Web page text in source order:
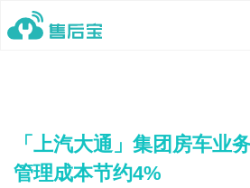
「上汽大通」集团房车业
管理成本节约4%